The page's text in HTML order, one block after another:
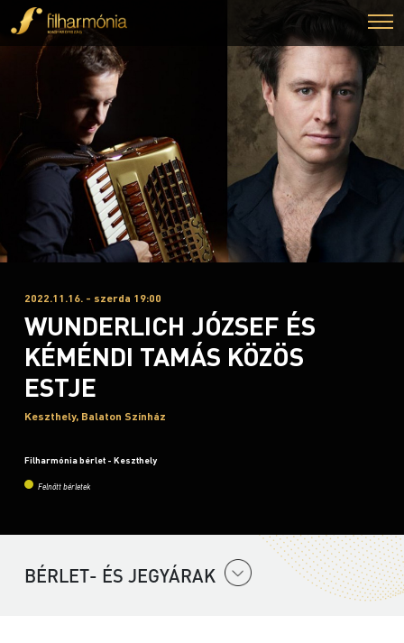
2022.11.16. - szerda 19:00
WUNDERLICH JÓZSEF ÉS
KÉMÉNDI TAMÁS KÖZÖS
ESTJE
Keszthely, Balaton Színház
Filharmónia bérlet - Keszthely
Felnőtt bérletek
BÉRLET- ÉS JEGYÁRAK